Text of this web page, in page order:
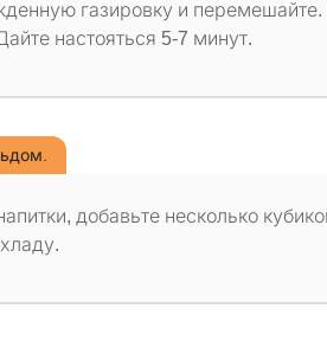
газировку и
настояться 5-7 минут.
добавьте несколько